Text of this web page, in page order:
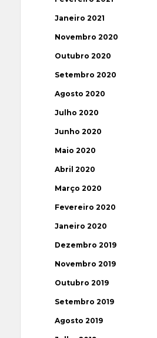
Janeiro 2021
Novembro 2020
Outubro 2020
Setembro 2020
Agosto 2020
Julho 2020
Junho 2020
Maio 2020
Abril 2020
Março 2020
Fevereiro 2020
Janeiro 2020
Dezembro 2019
Novembro 2019
Outubro 2019
Setembro 2019
Agosto 2019